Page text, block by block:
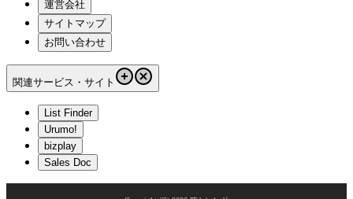
運営会社
サイトマップ
お問い合わせ
関連サービス・サイト
List Finder
Urumo!
bizplay
Sales Doc